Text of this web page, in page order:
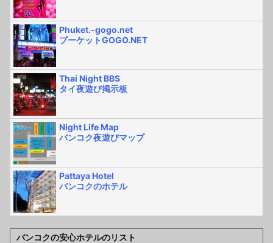
Phuket.-gogo.net
プーケットGOGO.NET
Thai Night BBS
タイ夜遊び掲示板
Night Life Map
バンコク夜遊びマップ
Pattaya Hotel
バンコクのホテル
バンコクの安心ホテルのリスト